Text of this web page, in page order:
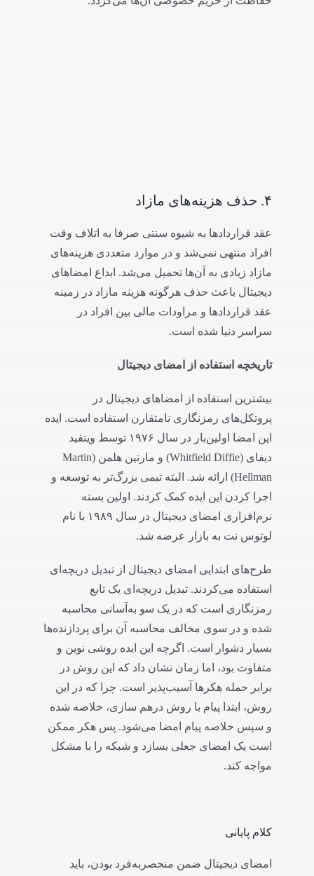
۴. حذف هزینه‌های مازاد
عقد قراردادها به شیوه سنتی صرفا به اتلاف وقت
افراد منتهی نمی‌شد و در موارد متعددی هزینه‌های
مازاد زیادی به آن‌ها تحمیل می‌شد. ابداع امضاهای
دیجیتال باعث حذف هرگونه هزینه مازاد در زمینه
عقد قراردادها و مراودات مالی بین افراد در
سراسر دنیا شده است.
تاریخچه استفاده از امضای دیجیتال
بیشترین استفاده از امضاهای دیجیتال در
پروتکل‌های رمزنگاری نامتقارن استفاده است. ایده
این امضا اولین‌بار در سال ۱۹۷۶ توسط ویتفید
دیفای (Whitfield Diffie) و مارتین هلمن (Martin
Hellman) ارائه شد. البته تیمی بزرگ‌تر به توسعه و
اجرا کردن این ایده کمک کردند. اولین بسته
نرم‌افزاری امضای دیجیتال در سال ۱۹۸۹ با نام
لوتوس نت به بازار عرضه شد.
طرح‌های ابتدایی امضای دیجیتال از تبدیل دریچه‌ای
استفاده می‌کردند. تبدیل دریچه‌ای یک تابع
رمزنگاری است که در یک سو به‌آسانی محاسبه
شده و در سوی مخالف محاسبه آن برای پردازنده‌‌ها
بسیار دشوار است. اگرچه این ایده روشی نوین و
متفاوت بود، اما زمان نشان داد که این روش در
برابر حمله هکرها آسیب‌پذیر است. چرا که در این
روش، ابتدا پیام با روش درهم سازی، خلاصه شده
و سپس خلاصه پیام امضا می‌شود. پس هکر ممکن
است یک امضای جعلی بسازد و شبکه را با مشکل
مواجه کند.
کلام پایانی
امضای دیجیتال ضمن منحصربه‌فرد بودن، باید